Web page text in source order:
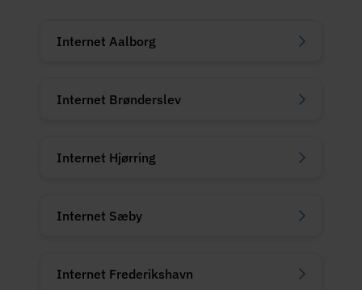
Internet Aalborg
Internet Brønderslev
Internet Hjørring
Internet Sæby
Internet Frederikshavn